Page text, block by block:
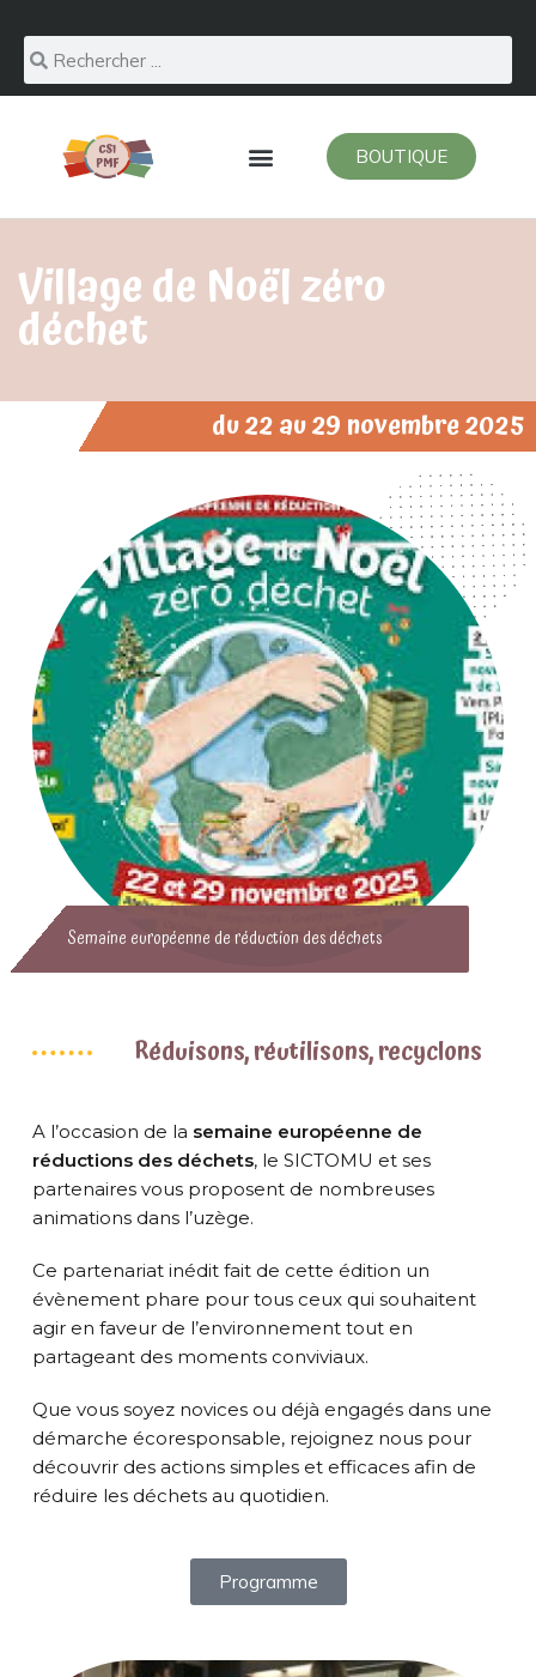
BOUTIQUE
Village de Noël zéro
déchet
du 22 au 29 novembre 2025
Semaine européenne de réduction des déchets
Réduisons, réutilisons, recyclons
A l’occasion de la semaine européenne de
réductions des déchets, le SICTOMU et ses
partenaires vous proposent de nombreuses
animations dans l’uzège.
Ce partenariat inédit fait de cette édition un
évènement phare pour tous ceux qui souhaitent
agir en faveur de l’environnement tout en
partageant des moments conviviaux.
Que vous soyez novices ou déjà engagés dans une
démarche écoresponsable, rejoignez nous pour
découvrir des actions simples et efficaces afin de
réduire les déchets au quotidien.
Programme